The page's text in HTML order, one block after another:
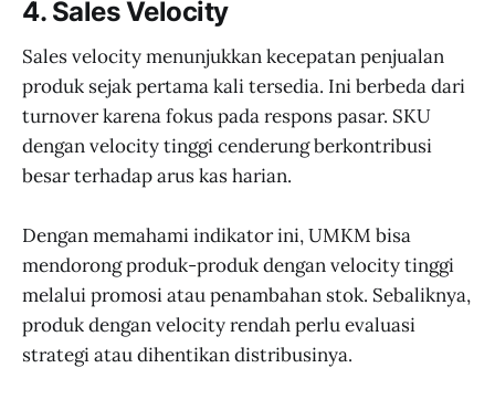
4. Sales Velocity
Sales velocity menunjukkan kecepatan penjualan
produk sejak pertama kali tersedia. Ini berbeda dari
turnover karena fokus pada respons pasar. SKU
dengan velocity tinggi cenderung berkontribusi
besar terhadap arus kas harian.
Dengan memahami indikator ini, UMKM bisa
mendorong produk-produk dengan velocity tinggi
melalui promosi atau penambahan stok. Sebaliknya,
produk dengan velocity rendah perlu evaluasi
strategi atau dihentikan distribusinya.